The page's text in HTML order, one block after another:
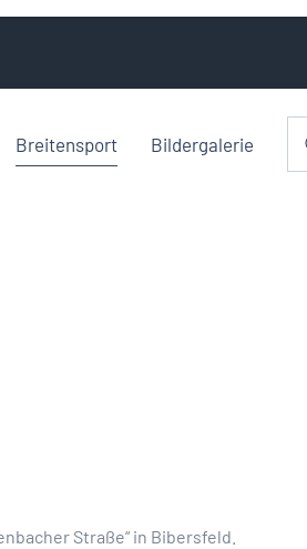
Breitensport Bildergalerie
Straße“ in Bibersfeld.